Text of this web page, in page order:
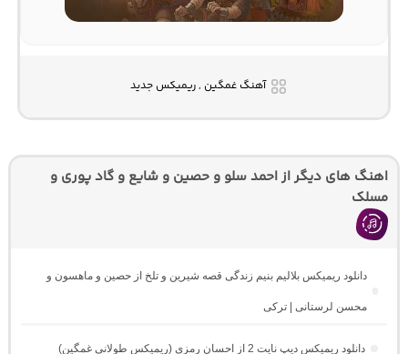
آهنگ غمگین , ریمیکس جدید
اهنگ های دیگر از احمد سلو و حصین و شایع و گاد پوری و
مسلک
دانلود ریمیکس بلالیم بنیم زندگی قصه شیرین و تلخ از حصین و ماهسون و
محسن لرستانی | ترکی
دانلود ریمیکس دیپ نایت 2 از احسان رمزی (ریمیکس طولانی غمگین)